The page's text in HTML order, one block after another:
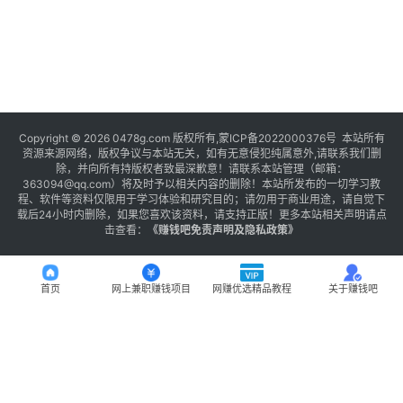
Copyright © 2026 0478g.com 版权所有,蒙ICP备2022000376号 本站所有
资源来源网络，版权争议与本站无关，如有无意侵犯纯属意外,请联系我们删
除，并向所有持版权者致最深歉意！请联系本站管理（邮箱：
363094@qq.com）将及时予以相关内容的删除！本站所发布的一切学习教
程、软件等资料仅限用于学习体验和研究目的；请勿用于商业用途，请自觉下
载后24小时内删除，如果您喜欢该资料，请支持正版！更多本站相关声明请点
击查看：
《赚钱吧免责声明及隐私政策》
首页 网上兼职赚钱项目 网赚优选精品教程 关于赚钱吧